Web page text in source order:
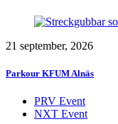
21 september, 2026
Parkour KFUM Alnäs
PRV Event
NXT Event